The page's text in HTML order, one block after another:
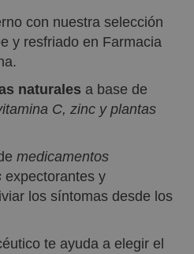
con nuestra selección
y resfriado en Farmacia
naturales a base de
C, zinc y plantas
medicamentos
expectorantes y
los síntomas desde los
te ayuda a elegir el